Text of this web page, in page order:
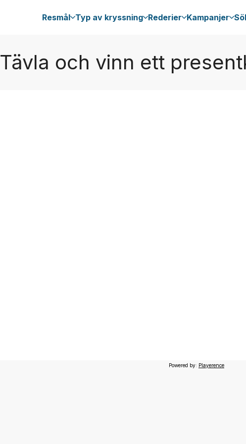
Resmål Typ av kryssning Rederier Kampanjer
Tävla och vinn ett
Powered by: Playerence